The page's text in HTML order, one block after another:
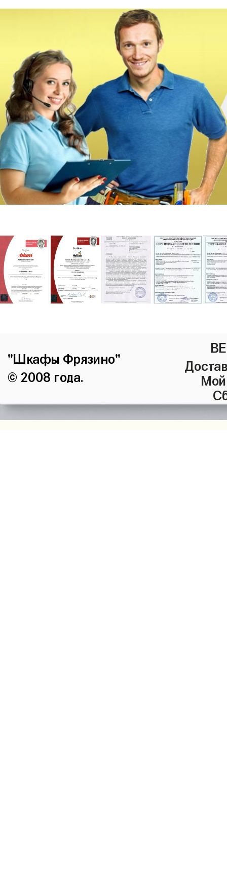
"Шкафы Фрязино"
© 2008 года.